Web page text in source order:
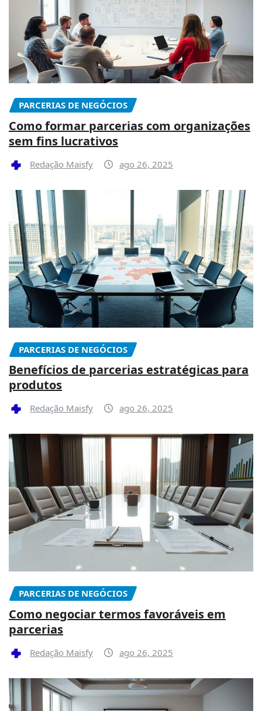
PARCERIAS DE NEGÓCIOS
Como formar parcerias com organizações
sem fins lucrativos
Redação Maisfy ago 26, 2025
PARCERIAS DE NEGÓCIOS
Benefícios de parcerias estratégicas para
produtos
Redação Maisfy ago 26, 2025
PARCERIAS DE NEGÓCIOS
Como negociar termos favoráveis em
parcerias
Redação Maisfy ago 26, 2025